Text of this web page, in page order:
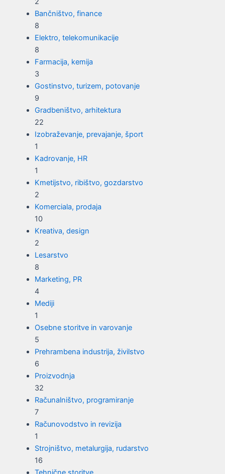
Bančništvo, finance
8
Elektro, telekomunikacije
8
Farmacija, kemija
3
Gostinstvo, turizem, potovanje
9
Gradbeništvo, arhitektura
22
Izobraževanje, prevajanje, šport
1
Kadrovanje, HR
1
Kmetijstvo, ribištvo, gozdarstvo
2
Komerciala, prodaja
10
Kreativa, design
2
Lesarstvo
8
Marketing, PR
4
Mediji
1
Osebne storitve in varovanje
5
Prehrambena industrija, živilstvo
6
Proizvodnja
32
Računalništvo, programiranje
7
Računovodstvo in revizija
1
Strojništvo, metalurgija, rudarstvo
16